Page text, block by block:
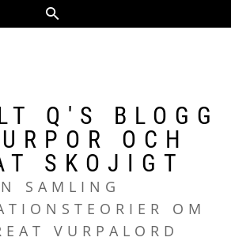
Q'S BLOGG
OCH
SKOJIGT
SAMLING
OM
VURPALORD